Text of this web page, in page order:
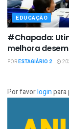
EDUCAÇÃO
#Chapada:
melhora
PORESTAGIÁRIO 2
Por favorloginpara